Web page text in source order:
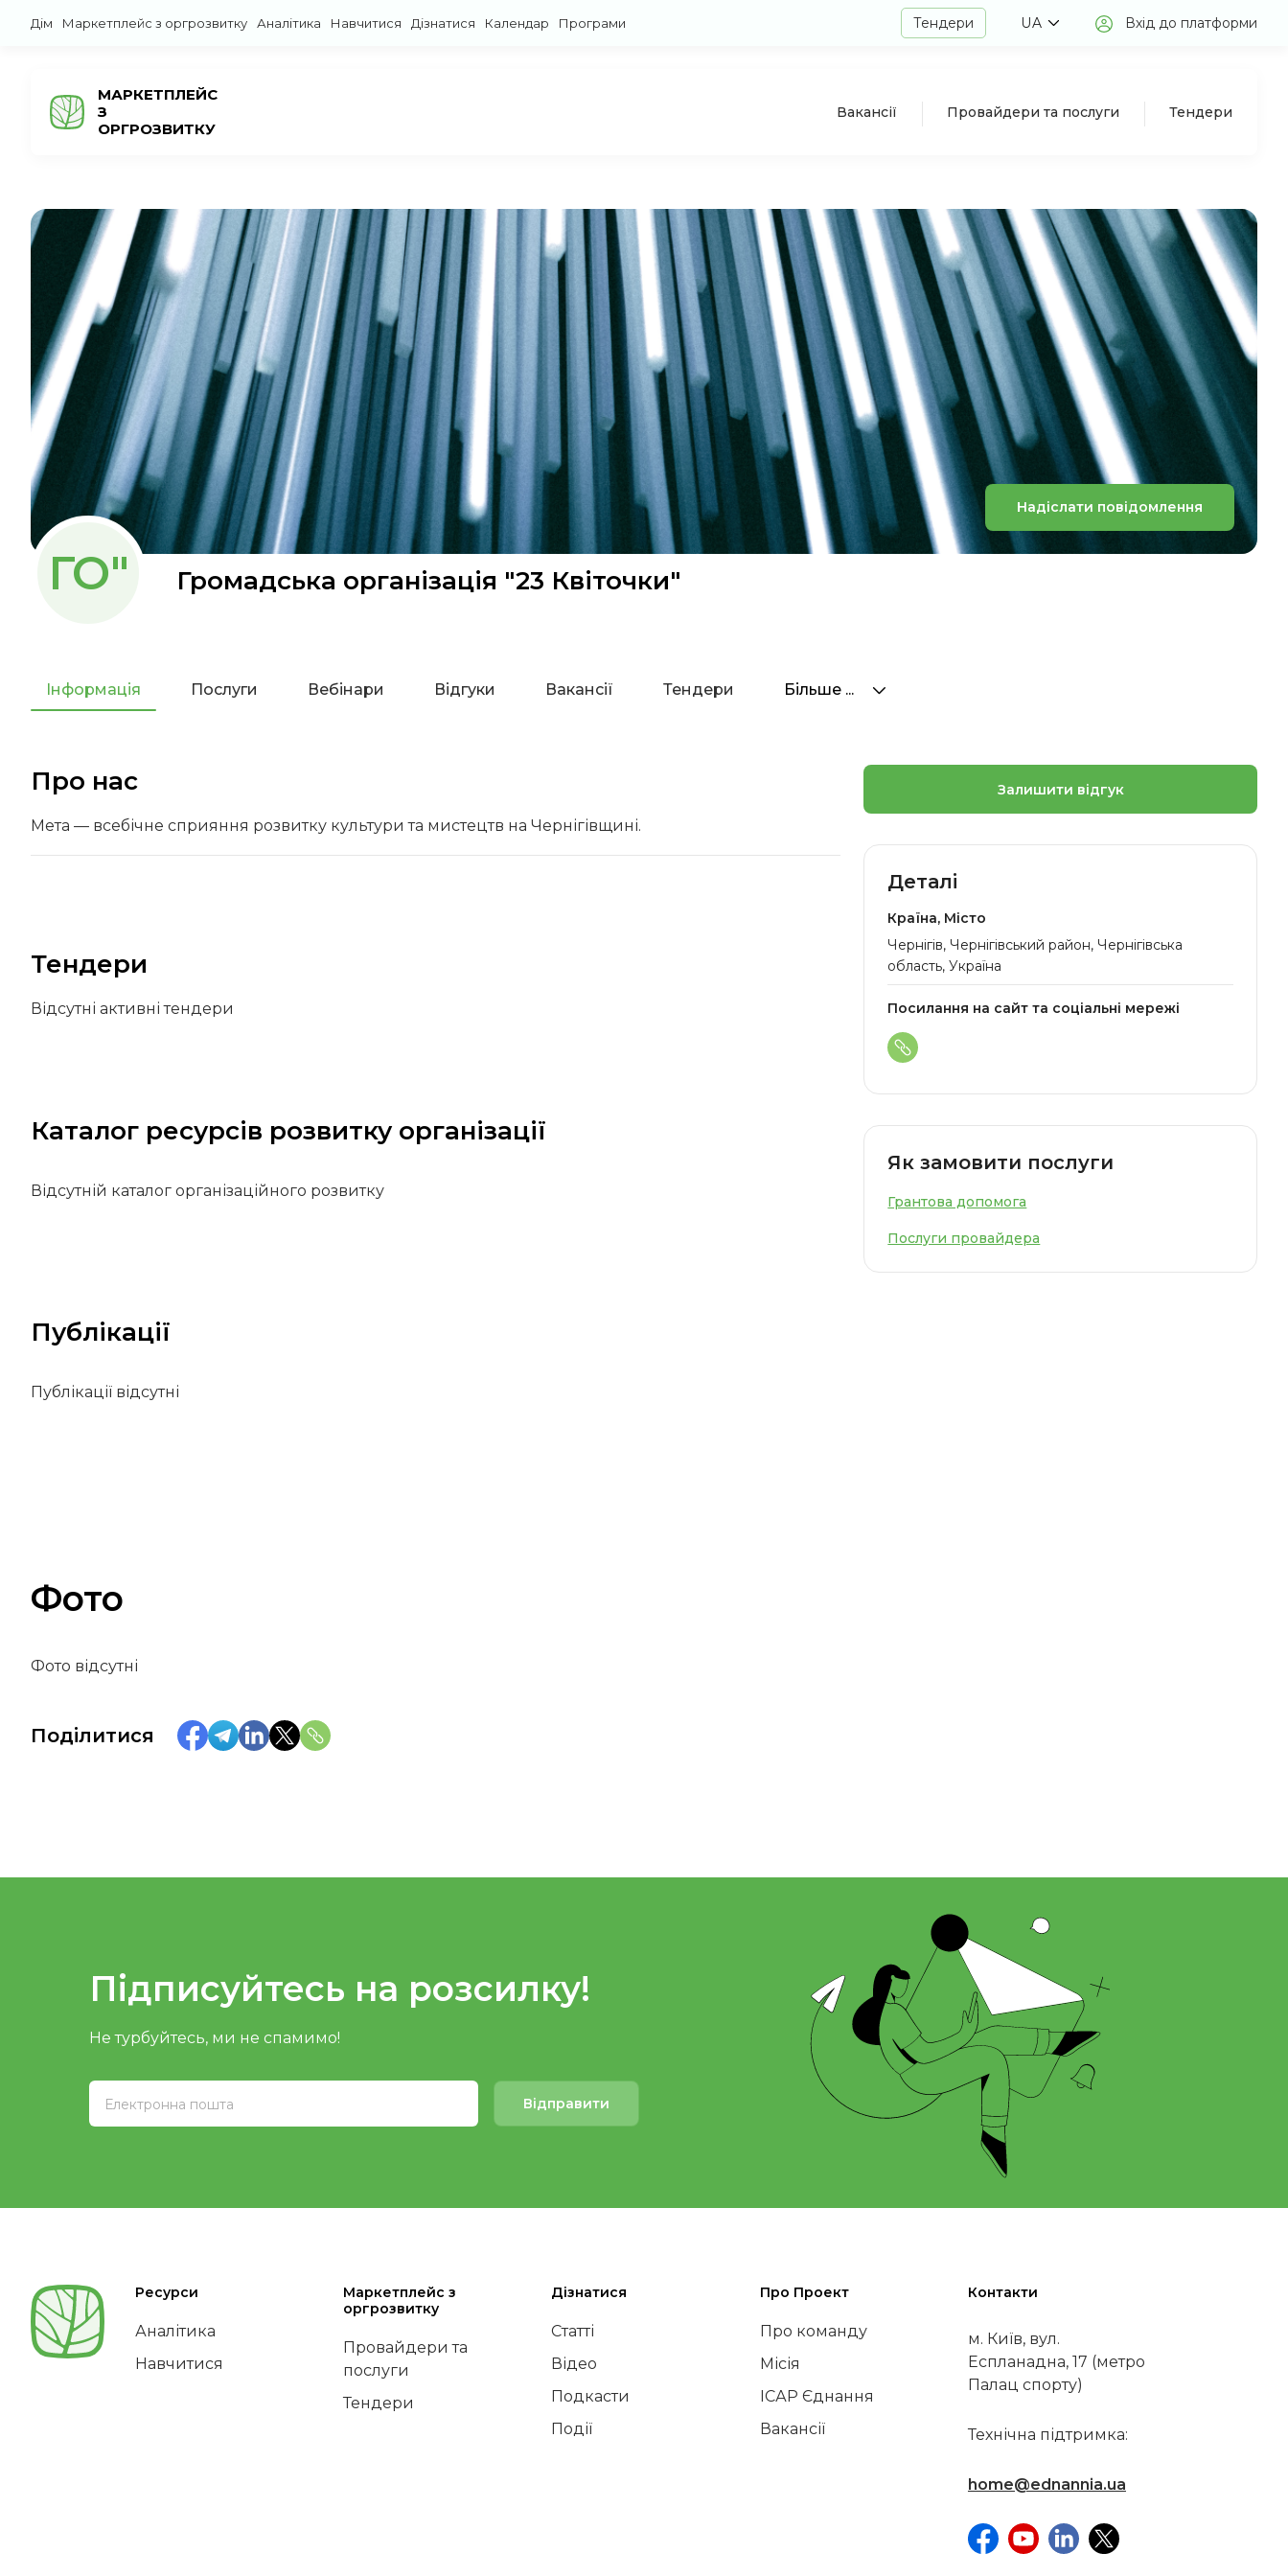
Дім Маркетплейс з оргрозвитку Аналітика Навчитися Дізнатися Календар Програми Тендери UA Вхід до платформи
МАРКЕТПЛЕЙС
З
ОРГРОЗВИТКУ
Вакансії Провайдери та послуги Тендери
Надіслати повідомлення
ГО" Громадська організація "23 Квіточки"
Інформація Послуги Вебінари Відгуки Вакансії Тендери Більше ...
Про нас
Мета — всебічне сприяння розвитку культури та мистецтв на Чернігівщині.
Тендери
Відсутні активні тендери
Каталог ресурсів розвитку організації
Відсутній каталог організаційного розвитку
Публікації
Публікації відсутні
Залишити відгук
Деталі
Країна, Місто
Чернігів, Чернігівський район, Чернігівська
область, Україна
Посилання на сайт та соціальні мережі
Як замовити послуги
Грантова допомога
Послуги провайдера
Фото
Фото відсутні
Поділитися
Підписуйтесь на розсилку!
Не турбуйтесь, ми не спамимо!
Відправити
Ресурси
Аналітика
Навчитися
Маркетплейс з
оргрозвитку
Провайдери та
послуги
Тендери
Дізнатися
Статті
Відео
Подкасти
Події
Про Проект
Про команду
Місія
ІСАР Єднання
Вакансії
Контакти
м. Київ, вул.
Еспланадна, 17 (метро
Палац спорту)
Технічна підтримка:
home@ednannia.ua